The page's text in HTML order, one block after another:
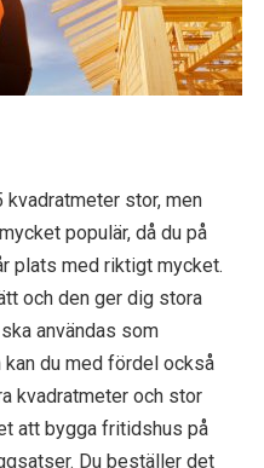
kvadratmeter stor, men
populär, då du på
plats med riktigt mycket.
och den ger dig stora
användas som
du med fördel också
kvadratmeter och stor
att bygga fritidshus på
Du beställer det